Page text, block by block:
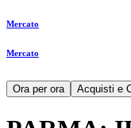
Mercato
Mercato
Ora per ora Acquisti e